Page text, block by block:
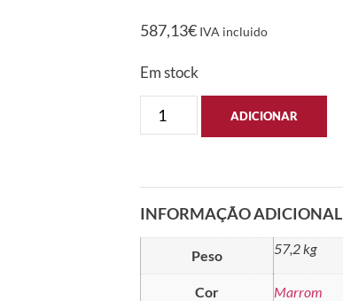
587,13€ IVA incluido
Em stock
ADICIONAR
INFORMAÇÃO ADICIONAL
Peso 57,2 kg
Cor Marrom